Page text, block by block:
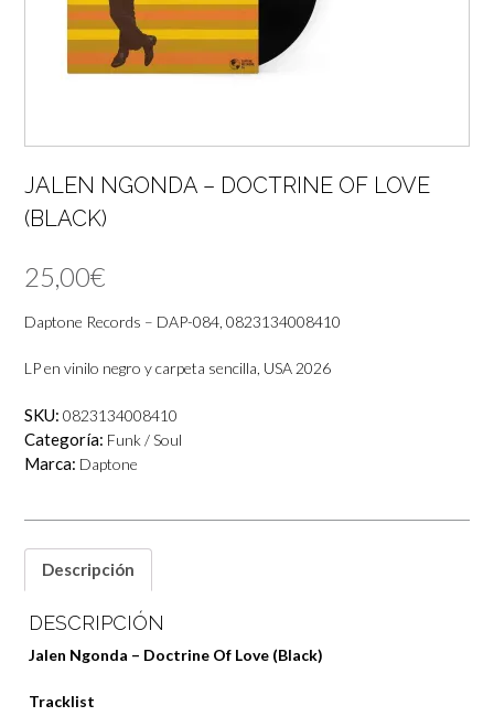
JALEN NGONDA – DOCTRINE OF LOVE
(BLACK)
25,00€
Daptone Records – DAP-084, 0823134008410
LP en vinilo negro y carpeta sencilla, USA 2026
SKU: 0823134008410
Categoría: Funk / Soul
Marca: Daptone
Descripción
DESCRIPCIÓN
Jalen Ngonda – Doctrine Of Love (Black)
Tracklist